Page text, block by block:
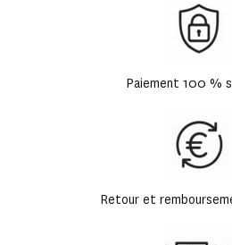
Paiement 100 %
Retour et